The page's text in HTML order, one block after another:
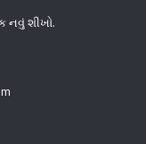
નવું શીખો.